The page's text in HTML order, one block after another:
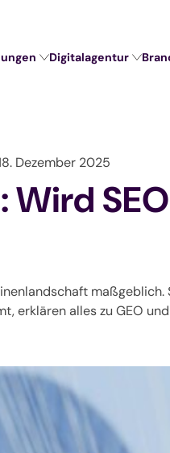
Digitalagentur
Dezember 2025
Wird
erklären alles zu GEO